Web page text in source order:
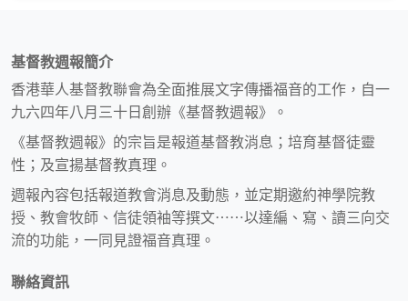
基督教週報簡介
香港華人基督教聯會為全面推展文字傳播福音的工作，自一
九六四年八月三十日創辦《基督教週報》。
《基督教週報》的宗旨是報道基督教消息；培育基督徒靈
性；及宣揚基督教真理。
週報內容包括報道教會消息及動態，並定期邀約神學院教
授、教會牧師、信徒領袖等撰文⋯⋯以達編、寫、讀三向交
流的功能，一同見證福音真理。
聯絡資訊